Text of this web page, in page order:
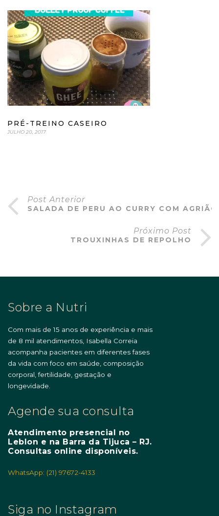
PRÉ-TREINO CASEIRO
JULHO 20, 2017
Post Anterior
SALADA DE PERU AO CURRY COM AGRIÃO
Próximo Post
TROUXINHAS DE REPOLHO
Sobre a Nutri
Com mais de 15 anos de experiência e mais
de 8 mil atendimentos, Isabella Correia
acompanha pacientes em diferentes fases
da vida com foco em saúde, composição
corporal, fertilidade, gestação e
longevidade.
Agende sua consulta
Atendimento presencial no
Leblon e na Barra da Tijuca – RJ.
Consultas online disponíveis.
WhatsApp: (21) 97672-4133
Siga no Instagram